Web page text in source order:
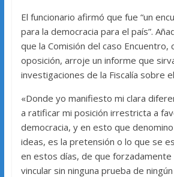
El funcionario afirmó que fue “un
para la democracia para el país”.
que la Comisión del caso Encuentro,
oposición, arroje un informe que
investigaciones de la Fiscalía sobre
«Donde yo manifiesto mi clara
a ratificar mi posición irrestricta a
democracia, y en esto que
ideas, es la pretensión o lo que se
en estos días, de que forzadamente
vincular sin ninguna prueba de